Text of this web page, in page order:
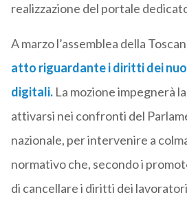
realizzazione del portale
A marzo l’assemblea della
atto riguardante i diritti dei
digitali.La mozione impegnerà
attivarsi nei confronti del
nazionale, per intervenire a
normativo che, secondo i
di cancellare i diritti dei